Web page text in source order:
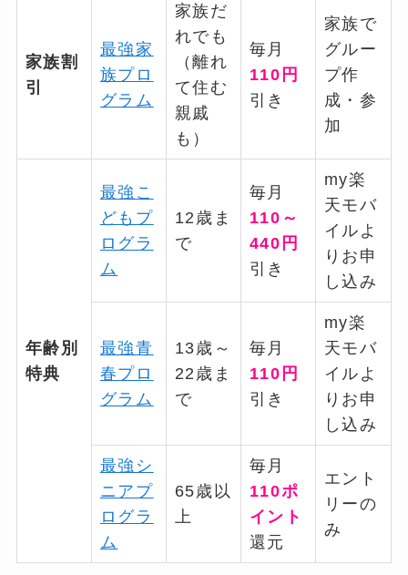
家族割
引
最強家
族プロ
グラム
家族だ
れでも
（離れ
て住む
親戚
も）
毎月
110円
引き
家族で
グルー
プ作
成・参
加
年齢別
特典
最強こ
どもプ
ログラ
ム
12歳ま
で
毎月
110～
440円
引き
my楽
天モバ
イルよ
りお申
し込み
最強青
春プロ
グラム
13歳～
22歳ま
で
毎月
110円
引き
my楽
天モバ
イルよ
りお申
し込み
最強シ
ニアプ
ログラ
ム
65歳以
上
毎月
110ポ
イント
還元
エント
リーの
み